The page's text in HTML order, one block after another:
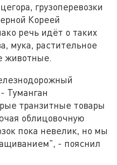
грузоперевозки
Кореей
речь идёт о таких
мука, растительное
животные.
Туманган
транзитные товары
облицовочную
пока невелик, но мы
- пояснил